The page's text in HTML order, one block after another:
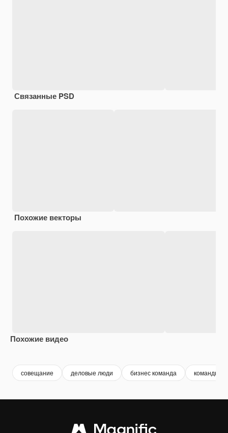
Связанные PSD
Похожие векторы
Похожие видео
совещание деловые люди бизнес команда командная